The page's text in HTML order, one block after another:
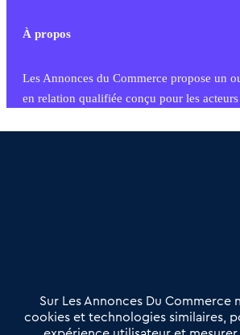
À propos
Les Annonces du Commerce propose un
en relation qualifiée conçu pour les
commercial et les collectivités
Offres Pro
Actualités
Qui sommes nous ?
Sur Les Annonces Du Commerce
cookies et technologies similaires,